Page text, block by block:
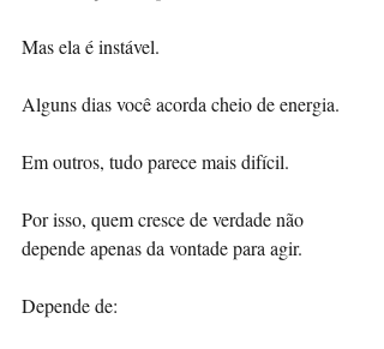
Mas ela é instável.
Alguns dias você acorda cheio de energia.
Em outros, tudo parece mais difícil.
Por isso, quem cresce de verdade não
depende apenas da vontade para agir.
Depende de: